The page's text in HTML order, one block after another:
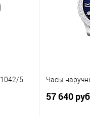
5 Часы
57 640